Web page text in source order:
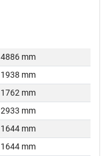
4886 mm
1938 mm
1762 mm
2933 mm
1644 mm
1644 mm